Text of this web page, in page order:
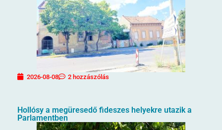
2026-08-08 2 hozzászólás
Hollósy a megüresedő fideszes helyekre utazik a
Parlamentben